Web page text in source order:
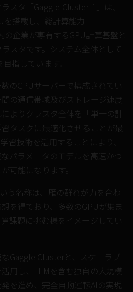
スタ「Gaggle-Cluster-1」は、
を搭載し、総計算能力
の企業が専有するGPU計算基盤と
スタです。システム全体として
指しています。
GPUサーバーで構成されてい
の通信帯域及びストレージ速度
よりクラスタ全体を「単一の計
タスクに最適化させることが最
習技術を活用することにより、
パラメータのモデルを高速かつ
可能になります。
名称は、雁の群れが力を合わ
を得ており、多数のGPUが集ま
課題に挑む様をイメージしてい
Gaggle Clusterと、スケーラブ
活用し、LLMを含む独自の大規模
を進め、完全自動運転AIの実現